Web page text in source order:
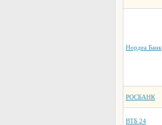
Нордеа Банк
РОСБАНК
ВТБ 24